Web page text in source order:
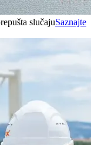
slučajuSaznajte